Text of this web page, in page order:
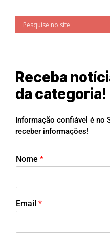
Receba
da categoria!
Informação confiável é no
receber informações!
Nome *
Email *